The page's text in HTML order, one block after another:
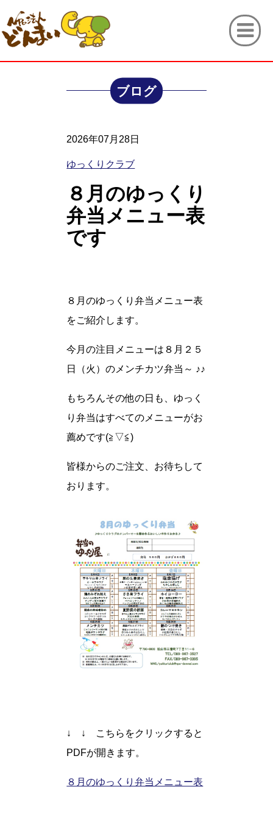
ブログ
2026年07月28日
ゆっくりクラブ
８月のゆっくり
弁当メニュー表
です
８月のゆっくり弁当メニュー表
をご紹介します。
今月の注目メニューは８月２５
日（火）のメンチカツ弁当～ ♪♪
もちろんその他の日も、ゆっく
り弁当はすべてのメニューがお
薦めです(≧▽≦)
皆様からのご注文、お待ちして
おります。
↓ ↓ こちらをクリックすると
PDFが開きます。
８月のゆっくり弁当メニュー表